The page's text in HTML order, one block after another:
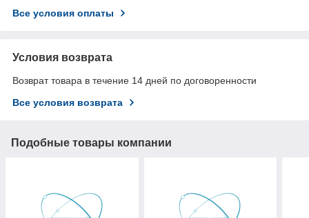
Все условия оплаты
Условия возврата
Возврат товара в течение 14 дней по договоренности
Все условия возврата
Подобные товары компании